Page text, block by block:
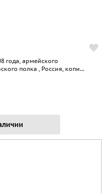
года, армейского
полка , Россия, копи...